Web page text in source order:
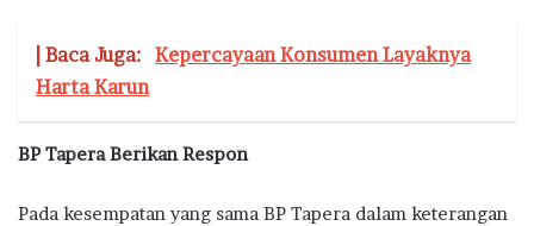
| Baca Juga: Kepercayaan Konsumen Layaknya
Harta Karun
BP Tapera Berikan Respon
Pada kesempatan yang sama BP Tapera dalam keterangan